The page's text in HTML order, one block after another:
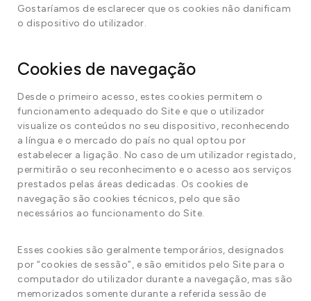
Gostaríamos de esclarecer que os cookies não danificam
o dispositivo do utilizador.
Cookies de navegação
Desde o primeiro acesso, estes cookies permitem o
funcionamento adequado do Site e que o utilizador
visualize os conteúdos no seu dispositivo, reconhecendo
a língua e o mercado do país no qual optou por
estabelecer a ligação. No caso de um utilizador registado,
permitirão o seu reconhecimento e o acesso aos serviços
prestados pelas áreas dedicadas. Os cookies de
navegação são cookies técnicos, pelo que são
necessários ao funcionamento do Site.
Esses cookies são geralmente temporários, designados
por “cookies de sessão”, e são emitidos pelo Site para o
computador do utilizador durante a navegação, mas são
memorizados somente durante a referida sessão de